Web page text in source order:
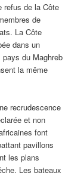
refus de la Côte
de
La Côte
dans un
du Maghreb
la même
recrudescence
et non
font
pavillons
les plans
Les bateaux